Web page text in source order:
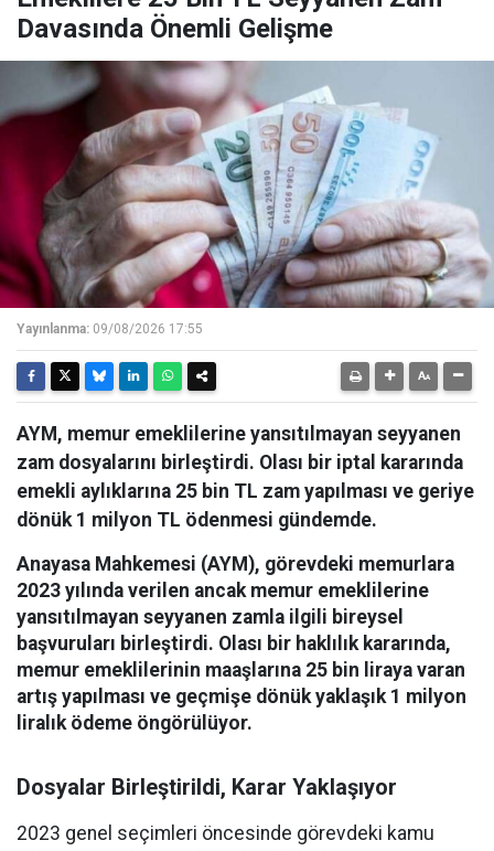
Davasında Önemli Gelişme
Yayınlanma: 09/08/2026 17:55
AYM, memur emeklilerine yansıtılmayan seyyanen
zam dosyalarını birleştirdi. Olası bir iptal kararında
emekli aylıklarına 25 bin TL zam yapılması ve geriye
dönük 1 milyon TL ödenmesi gündemde.
Anayasa Mahkemesi (AYM), görevdeki memurlara
2023 yılında verilen ancak memur emeklilerine
yansıtılmayan seyyanen zamla ilgili bireysel
başvuruları birleştirdi. Olası bir haklılık kararında,
memur emeklilerinin maaşlarına 25 bin liraya varan
artış yapılması ve geçmişe dönük yaklaşık 1 milyon
liralık ödeme öngörülüyor.
Dosyalar Birleştirildi, Karar Yaklaşıyor
2023 genel seçimleri öncesinde görevdeki kamu